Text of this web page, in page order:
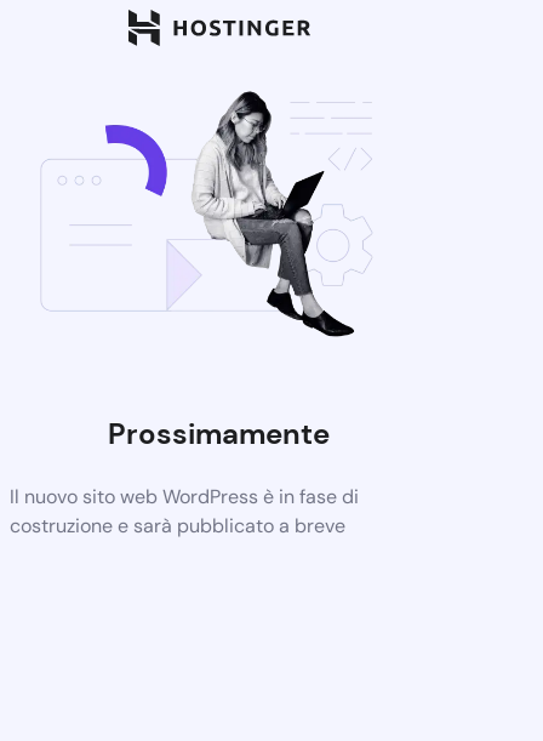
Prossimamente
Il nuovo sito web WordPress è in fase di
costruzione e sarà pubblicato a breve